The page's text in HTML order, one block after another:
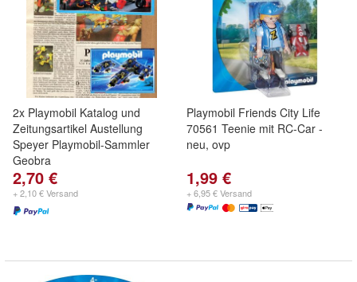
2x Playmobil Katalog und
Zeitungsartikel Austellung
Speyer Playmobil-Sammler
Geobra
2,70 €
+ 2,10 € Versand
Playmobil Friends City Life
70561 Teenie mit RC-Car -
neu, ovp
1,99 €
+ 6,95 € Versand